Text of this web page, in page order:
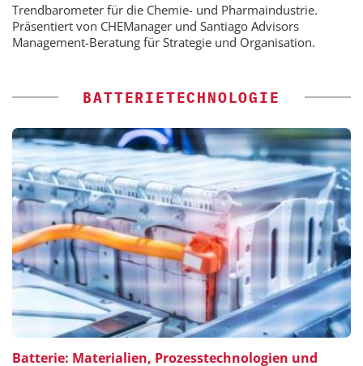
Trendbarometer für die Chemie- und Pharmaindustrie.
Präsentiert von CHEManager und Santiago Advisors
Management-Beratung für Strategie und Organisation.
BATTERIETECHNOLOGIE
Batterie: Materialien, Prozesstechnologien und